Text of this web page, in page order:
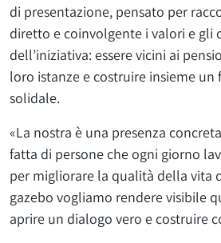
di presentazione, pensato per
diretto e coinvolgente i valori e gli
dell’iniziativa: essere vicini ai
loro istanze e costruire insieme
solidale.
«La nostra è una presenza
fatta di persone che ogni giorno
per migliorare la qualità della vita
gazebo vogliamo rendere visibile
aprire un dialogo vero e costruire